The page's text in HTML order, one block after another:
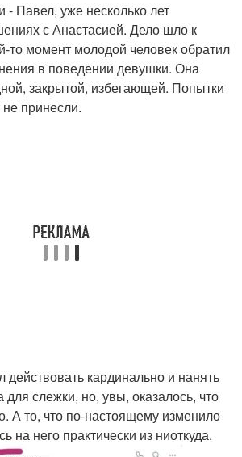
- Павел, уже несколько лет
с Анастасией. Дело шло к
то момент молодой человек обратил
в поведении девушки. Она
закрытой, избегающей. Попытки
не принесли.
кардинально и нанять
для слежки, но, увы, оказалось, что
А то, что по-настоящему изменило
на него практически из ниоткуда.